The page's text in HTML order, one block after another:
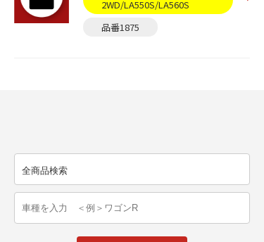
2WD/LA550S/LA560S
品番1875